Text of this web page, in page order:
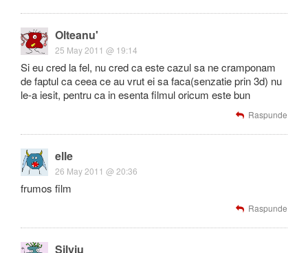
Olteanu'
25 May 2011 @ 19:14
Si eu cred la fel, nu cred ca este cazul sa ne cramponam
de faptul ca ceea ce au vrut ei sa faca(senzatie prin 3d) nu
le-a iesit, pentru ca in esenta filmul oricum este bun
Raspunde
elle
26 May 2011 @ 20:36
frumos film
Raspunde
Silviu